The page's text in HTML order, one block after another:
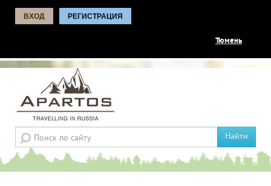
ВХОД РЕГИСТРАЦИЯ
Тюмень
Найти